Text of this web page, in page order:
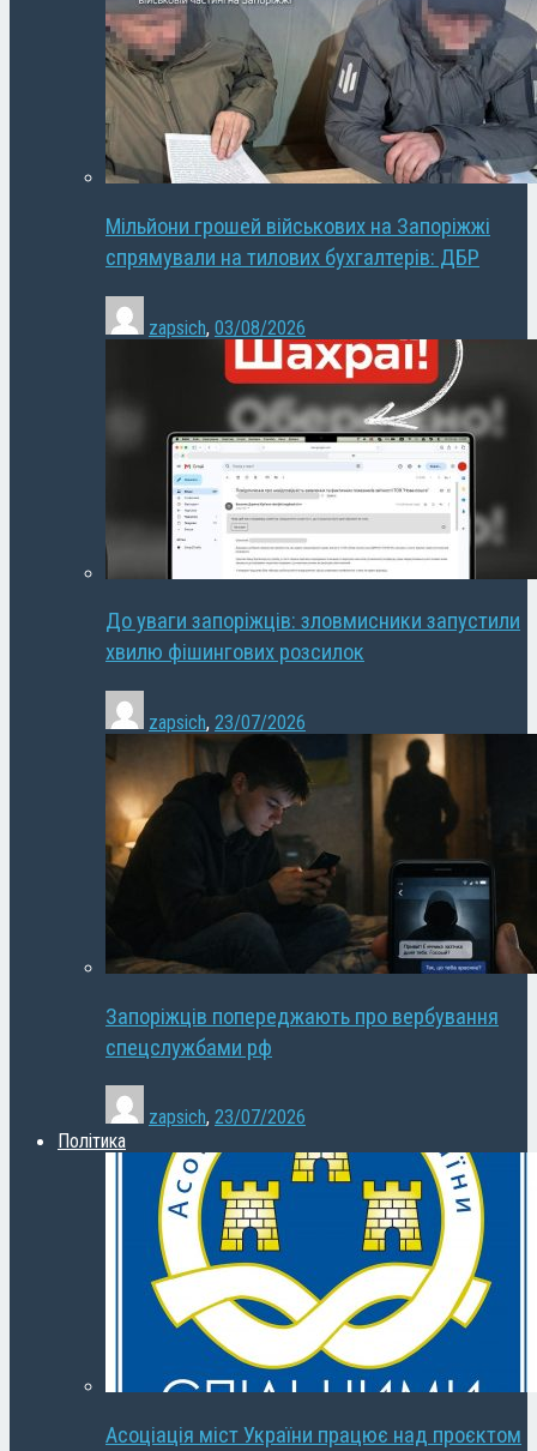
Мільйони грошей військових на Запоріжжі
спрямували на тилових бухгалтерів: ДБР
zapsich, 03/08/2026
До уваги запоріжців: зловмисники запустили
хвилю фішингових розсилок
zapsich, 23/07/2026
Запоріжців попереджають про вербування
спецслужбами рф
zapsich, 23/07/2026
Політика
Асоціація міст України працює над проєктом